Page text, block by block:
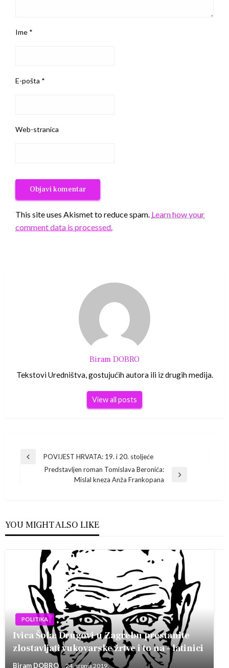
Ime *
E-pošta *
Web-stranica
This site uses Akismet to reduce spam. Learn how your
comment data is processed.
Biram DOBRO
Tekstovi Uredništva, gostujućih autora ili iz drugih medija.
View all posts
Navigacija
Previous
POVIJEST HRVATA: 19. i 20. stoljeće
Predstavljen roman Tomislava Beronića:
Mislal kneza Anža Frankopana
YOU MIGHT ALSO LIKE
POLITIKA
Ivica Šola: Drugovi u Zagrebu prestanite
zlostavljati vukovarske žrtve i to na – latinici
Biram DOBRO 24. srpnja 2019.